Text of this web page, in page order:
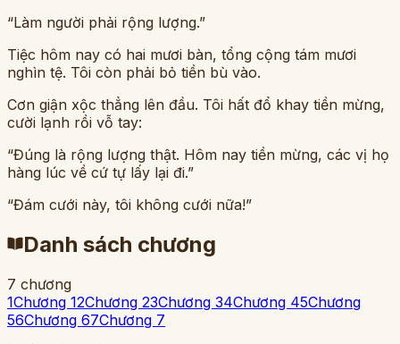
“Làm người phải rộng lượng.”
Tiệc hôm nay có hai mươi bàn, tổng cộng tám mươi
nghìn tệ. Tôi còn phải bỏ tiền bù vào.
Cơn giận xộc thẳng lên đầu. Tôi hất đổ khay tiền mừng,
cười lạnh rồi vỗ tay:
“Đúng là rộng lượng thật. Hôm nay tiền mừng, các vị họ
hàng lúc về cứ tự lấy lại đi.”
“Đám cưới này, tôi không cưới nữa!”
Danh sách chương
7 chương
1Chương 12Chương 23Chương 34Chương 45Chương
56Chương 67Chương 7